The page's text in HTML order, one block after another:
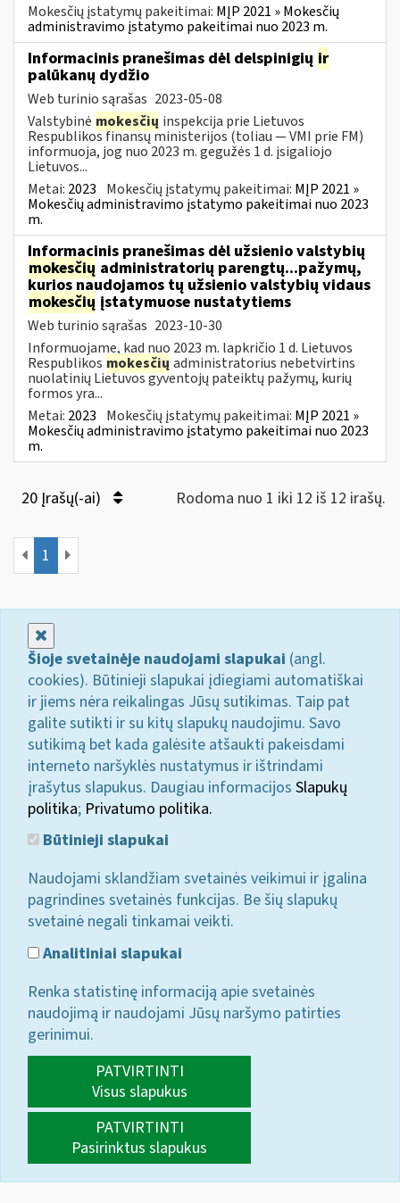
Mokesčių įstatymų pakeitimai: MĮP 2021 » Mokesčių
administravimo įstatymo pakeitimai nuo 2023 m.
Informacinis pranešimas dėl delspinigių ir
palūkanų dydžio
Web turinio sąrašas 2023-05-08
Valstybinė mokesčių inspekcija prie Lietuvos
Respublikos finansų ministerijos (toliau — VMI prie FM)
informuoja, jog nuo 2023 m. gegužės 1 d. įsigaliojo
Lietuvos...
Metai: 2023 Mokesčių įstatymų pakeitimai: MĮP 2021 »
Mokesčių administravimo įstatymo pakeitimai nuo 2023
m.
Informacinis pranešimas dėl užsienio valstybių
mokesčių administratorių parengtų...pažymų,
kurios naudojamos tų užsienio valstybių vidaus
mokesčių įstatymuose nustatytiems
Web turinio sąrašas 2023-10-30
Informuojame, kad nuo 2023 m. lapkričio 1 d. Lietuvos
Respublikos mokesčių administratorius nebetvirtins
nuolatinių Lietuvos gyventojų pateiktų pažymų, kurių
formos yra...
Metai: 2023 Mokesčių įstatymų pakeitimai: MĮP 2021 »
Mokesčių administravimo įstatymo pakeitimai nuo 2023
m.
20 Įrašų(-ai) Rodoma nuo 1 iki 12 iš 12 irašų.
1
Šioje svetainėje naudojami slapukai (angl.
cookies). Būtinieji slapukai įdiegiami automatiškai
ir jiems nėra reikalingas Jūsų sutikimas. Taip pat
galite sutikti ir su kitų slapukų naudojimu. Savo
sutikimą bet kada galėsite atšaukti pakeisdami
interneto naršyklės nustatymus ir ištrindami
įrašytus slapukus. Daugiau informacijos Slapukų
politika; Privatumo politika.
Būtinieji slapukai
Naudojami sklandžiam svetainės veikimui ir įgalina
pagrindines svetainės funkcijas. Be šių slapukų
svetainė negali tinkamai veikti.
Analitiniai slapukai
Renka statistinę informaciją apie svetainės
naudojimą ir naudojami Jūsų naršymo patirties
gerinimui.
PATVIRTINTI
Visus slapukus
PATVIRTINTI
Pasirinktus slapukus